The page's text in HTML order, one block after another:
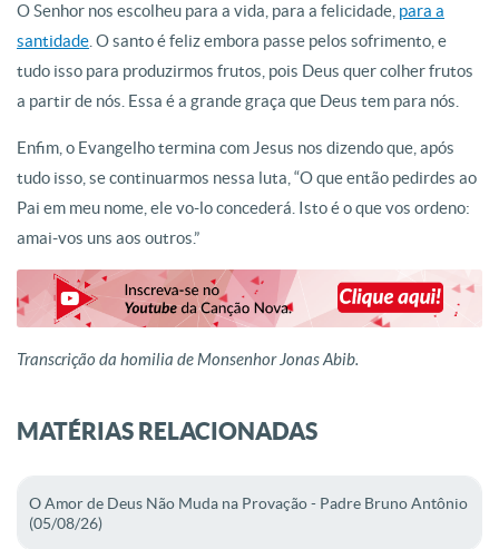
O Senhor nos escolheu para a vida, para a felicidade, para a
santidade . O santo é feliz embora passe pelos sofrimento, e
tudo isso para produzirmos frutos, pois Deus quer colher frutos
a partir de nós. Essa é a grande graça que Deus tem para nós.
Enfim, o Evangelho termina com Jesus nos dizendo que, após
tudo isso, se continuarmos nessa luta, “O que então pedirdes ao
Pai em meu nome, ele vo-lo concederá. Isto é o que vos ordeno:
amai-vos uns aos outros.”
Transcrição da homilia de Monsenhor Jonas Abib.
MATÉRIAS RELACIONADAS
O Amor de Deus Não Muda na Provação - Padre Bruno Antônio
(05/08/26)